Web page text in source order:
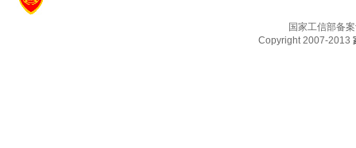
国家工信部备
Copyright 2007-2013